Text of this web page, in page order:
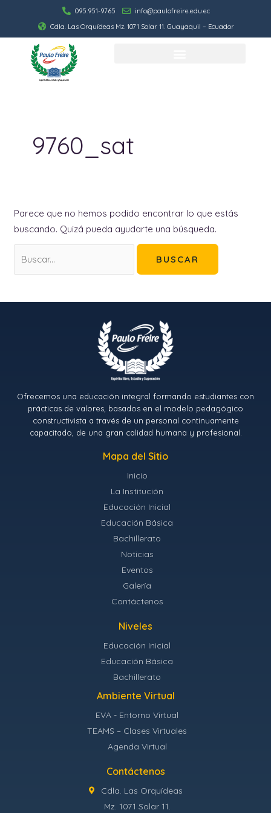
contenido
095.951-9765
info@paulofreire.edu.ec
Cdla. Las Orquídeas Mz. 1071 Solar 11. Guayaquil – Ecuador
9760_sat
Parece que no hemos podido encontrar lo que estás
buscando. Quizá pueda ayudarte una búsqueda.
Ofrecemos una educación integral formando estudiantes con
prácticas de valores, basados en el modelo pedagógico
constructivista a través de un personal continuamente
capacitado, de una gran calidad humana y profesional.
Mapa del Sitio
Inicio
La Institución
Educación Inicial
Educación Básica
Bachillerato
Noticias
Eventos
Galería
Contáctenos
Niveles
Educación Inicial
Educación Básica
Bachillerato
Ambiente Virtual
EVA - Entorno Virtual
TEAMS – Clases Virtuales
Agenda Virtual
Contáctenos
Cdla. Las Orquídeas
Mz. 1071 Solar 11.